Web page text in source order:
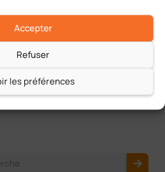
Accepter
Refuser
les préférences